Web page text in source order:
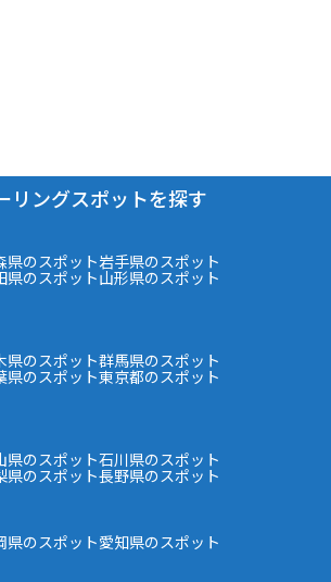
リングスポットを探す
県のスポット岩手県のスポット
県のスポット山形県のスポット
県のスポット群馬県のスポット
県のスポット東京都のスポット
県のスポット石川県のスポット
県のスポット長野県のスポット
県のスポット愛知県のスポット